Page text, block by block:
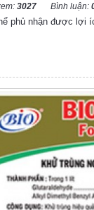
3027 Bình luận:
phủ nhận được lợi